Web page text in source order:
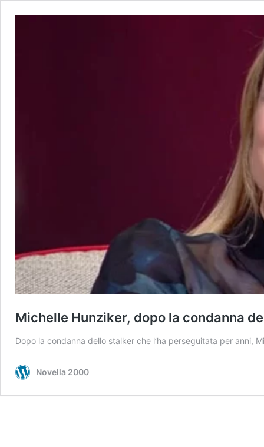
Michelle Hunziker, dopo la condanna
Dopo la condanna dello stalker che l’ha perseguitata per
Novella 2000